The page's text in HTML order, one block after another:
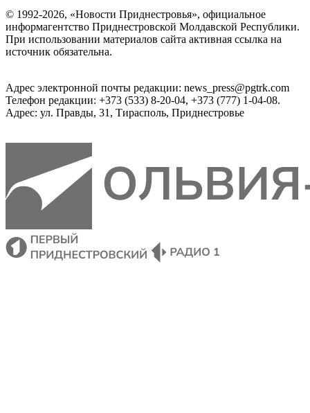
© 1992-2026, «Новости Приднестровья», официальное
информагентство Приднестровской Молдавской Республики.
При использовании материалов сайта активная ссылка на
источник обязательна.
Адрес электронной почты редакции: news_press@pgtrk.com
Телефон редакции: +373 (533) 8-20-04, +373 (777) 1-04-08.
Адрес: ул. Правды, 31, Тирасполь, Приднестровье